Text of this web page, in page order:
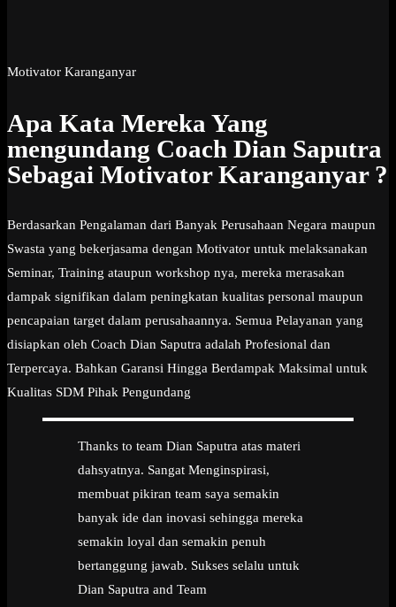
Motivator Karanganyar
Apa Kata Mereka Yang
mengundang Coach Dian Saputra
Sebagai Motivator Karanganyar ?
Berdasarkan Pengalaman dari Banyak Perusahaan Negara maupun
Swasta yang bekerjasama dengan Motivator untuk melaksanakan
Seminar, Training ataupun workshop nya, mereka merasakan
dampak signifikan dalam peningkatan kualitas personal maupun
pencapaian target dalam perusahaannya. Semua Pelayanan yang
disiapkan oleh Coach Dian Saputra adalah Profesional dan
Terpercaya. Bahkan Garansi Hingga Berdampak Maksimal untuk
Kualitas SDM Pihak Pengundang
Thanks to team Dian Saputra atas materi
dahsyatnya. Sangat Menginspirasi,
membuat pikiran team saya semakin
banyak ide dan inovasi sehingga mereka
semakin loyal dan semakin penuh
bertanggung jawab. Sukses selalu untuk
Dian Saputra and Team